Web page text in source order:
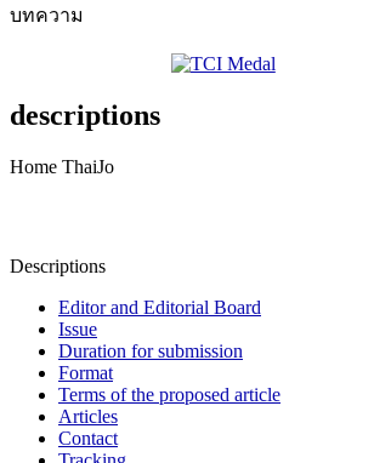
บทความ
descriptions
Home ThaiJo
Descriptions
Editor and Editorial Board
Issue
Duration for submission
Format
Terms of the proposed article
Articles
Contact